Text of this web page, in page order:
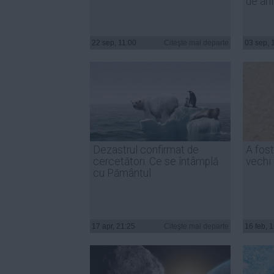
22 sep, 11:00 03 sep,
Dezastrul confirmat de
cercetători. Ce se întâmplă
cu Pământul
17 apr, 21:25
A
16 feb,